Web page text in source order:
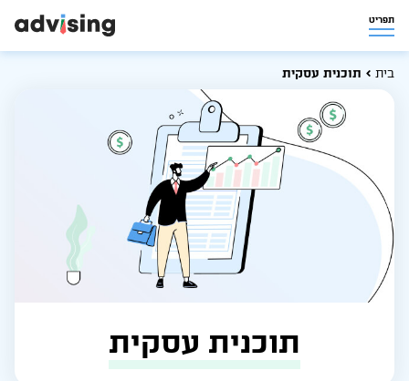
תפריט
בית תוכנית עסקית
תוכנית עסקית